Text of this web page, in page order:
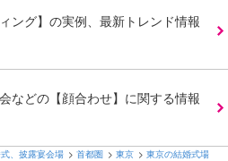
ング】の実例、最新トレンド情報
などの【顔合わせ】に関する情報
、披露宴会場 首都圏 東京
東京の結婚式場